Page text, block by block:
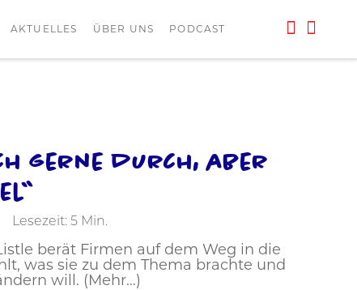
AKTUELLES ÜBER UNS PODCAST
gerne durch, aber
Lesezeit: 5 Min.
berät Firmen auf dem Weg in die
was sie zu dem Thema brachte und
will. (Mehr…)